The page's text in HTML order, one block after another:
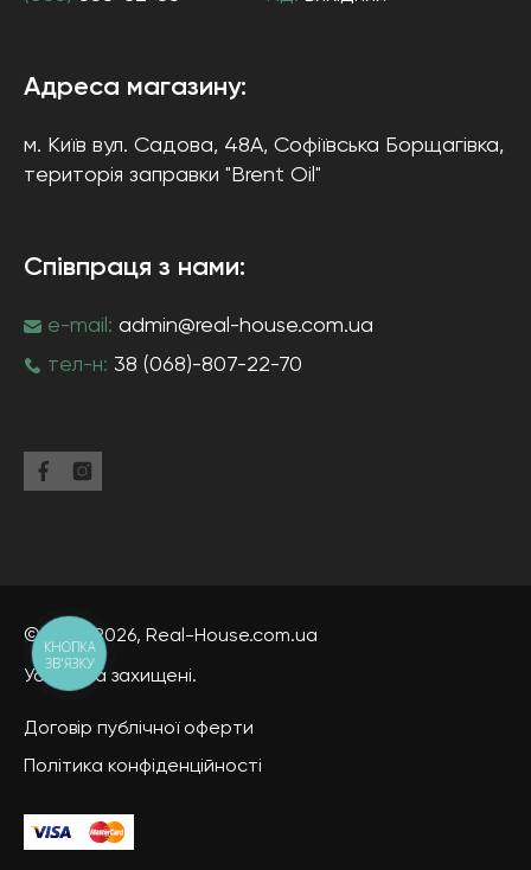
Адреса магазину:
м. Київ вул. Садова, 48А, Софіївська Борщагівка,
територія заправки "Brent Oil"
Співпраця з нами:
e-mail: admin@real-house.com.ua
тел-н: 38 (068)-807-22-70
© 2013-2026, Real-House.com.ua
Усі права захищені.
Договір публічної оферти
Політика конфіденційності
КНОПКА
ЗВ'ЯЗКУ